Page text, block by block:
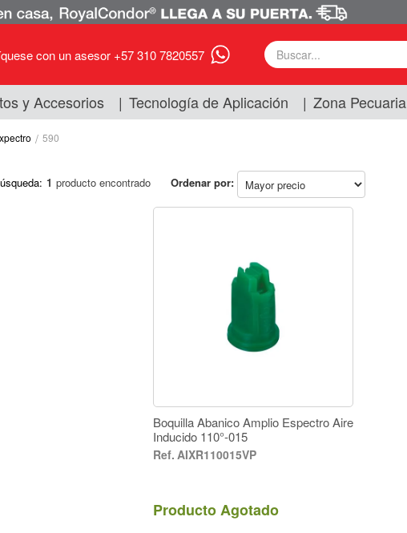
con un asesor +57 310 7820557
y Accesorios | Tecnología de Aplicación | Zona Pecuaria
590
1 producto encontrado Ordenar por:
Boquilla Abanico Amplio Espectro Aire
Inducido 110°-015
AIXR110015VP
Producto Agotado